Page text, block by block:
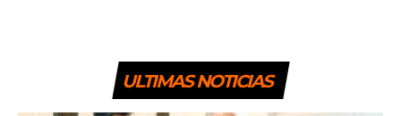
ULTIMAS NOTICIAS